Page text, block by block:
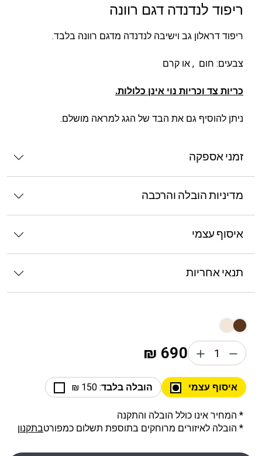
ריפוד לנדנדה דגם רוונה
ריפוד דראלון גב וישיבה לנדנדה מדגם רוונה בלבד.
צבעים: חום , או קרם
כריות צד וכריות נוי אינן כלולות.
ניתן להוסיף גם את הבד של הגג למראה מושלם.
זמני אספקה
מדיניות הובלה והרכבה
איסוף עצמי
תנאי אחריות
₪ 690
איסוף עצמי הובלה בלבד: 150 ₪
* המחיר אינו כולל הובלה והתקנה
* הובלה לאיזורים מרוחקים בתוספת תשלום כמפורטבתקנון